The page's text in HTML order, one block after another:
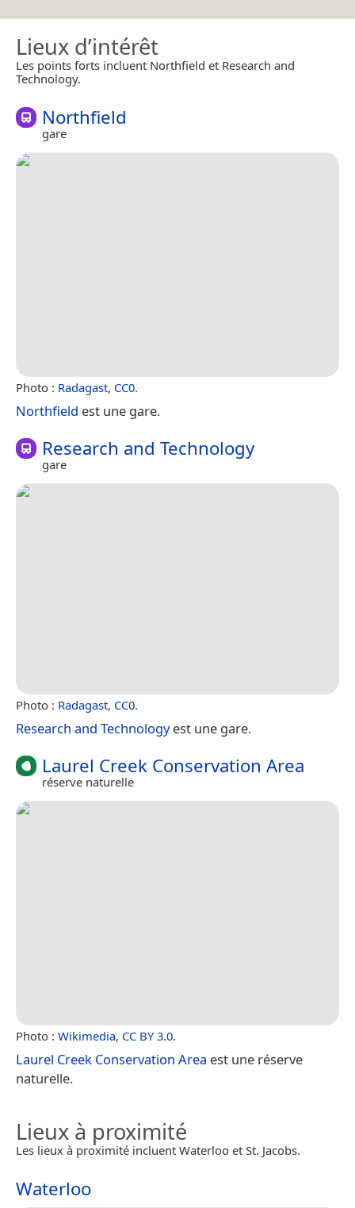
Lieux d’intérêt
Les points forts incluent Northfield et Research and
Technology.
Northfield
gare
Photo : Radagast, CC0.
Northfield est une gare.
Research and Technology
gare
Photo : Radagast, CC0.
Research and Technologyest une gare.
Laurel Creek Conservation Area
réserve naturelle
Photo : Wikimedia, CC BY 3.0.
Laurel Creek Conservation Area est une réserve
naturelle.
Lieux à proximité
Les lieux à proximité incluent Waterloo et St. Jacobs.
Waterloo